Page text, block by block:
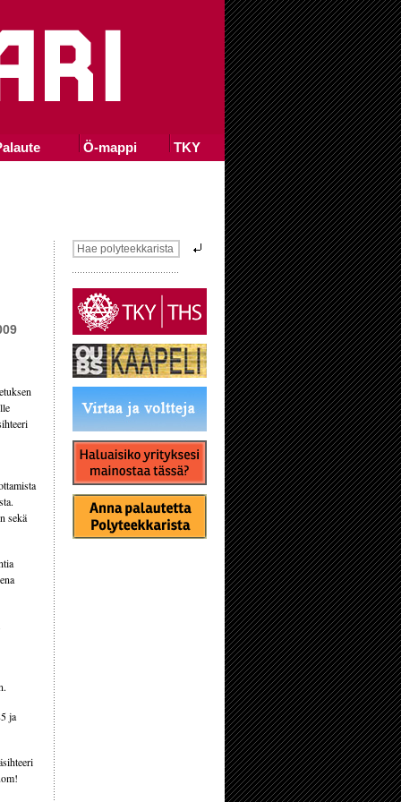
Ö-mappi TKY
sekä
ja